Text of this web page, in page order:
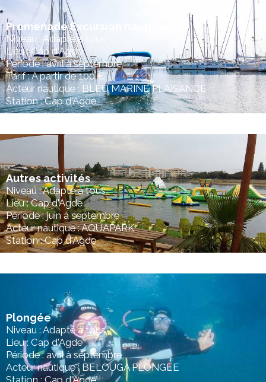
Promenade Excursion nautique
Niveau : Adapté à tous
Lieu : Cap d'Agde
Période : avril à septembre
Tarif : A partir de 100 €
Acteur nautique : BLEU MARINE PLAISANCE
Station : Cap d'Agde
Autres activités
Niveau : Adapté à tous
Lieu : Cap d'Agde
Période : juin à septembre
Acteur nautique : AQUAPARK
Station : Cap d'Agde
Plongée
Niveau : Adapté à tous
Lieu : Cap d'Agde
Période : avril à septembre
Acteur nautique : BELOUGA PLONGEE